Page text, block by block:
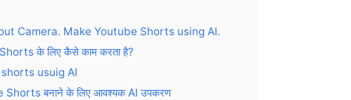
Camera. Make Youtube Shorts using AI.
के लिए कैसे काम करता है?
usuig AI
बनाने के लिए आवश्यक AI उपकरण